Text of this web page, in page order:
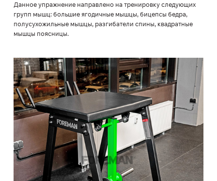
Данное упражнение направлено на тренировку следующих
групп мышц: большие ягодичные мышцы, бицепсы бедра,
полусухожильные мышцы, разгибатели спины, квадратные
мышцы поясницы.